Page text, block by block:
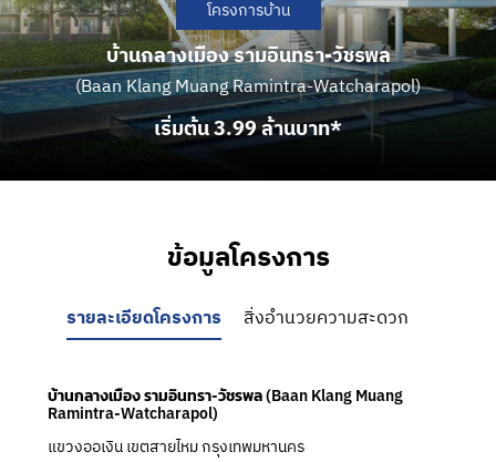
โครงการบ้าน
บ้านกลางเมือง รามอินทรา-วัชรพล
(Baan Klang Muang Ramintra-Watcharapol)
เริ่มต้น 3.99 ล้านบาท*
ข้อมูลโครงการ
รายละเอียดโครงการ สิ่งอำนวยความสะดวก
บ้านกลางเมือง รามอินทรา-วัชรพล (Baan Klang Muang
Ramintra-Watcharapol)
แขวงออเงิน เขตสายไหม กรุงเทพมหานคร